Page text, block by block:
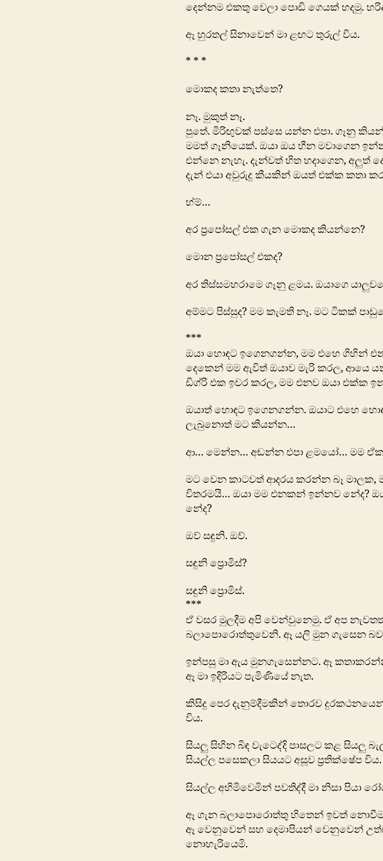
දෙන්නම එකතු වෙලා පොඩි ගෙයක් හදමු.
ඈ හුරතල් සිනාවෙන් මා ළඟට තුරුල් විය.
* * *
මොකද කතා නැත්තෙ?
නෑ. මුකුත් නෑ.
පුතේ. මිරිඟුවක් පස්සෙ යන්න එපා. ගෑනු
මමත් ගෑනියෙක්. ඔයා ඔය හීන මවාගෙන
එන්නෙ නැහැ. දැන්වත් හිත හදාගෙන, අලුත්
දැන් එයා අවුරුදු කීයකින් ඔයත් එක්ක කතා
හ්ම්…
අර ප්‍රපෝසල් එක ගැන මොකද කියන්නෙ?
මොන ප්‍රපෝසල් එකද?
අර තිස්සමහරාමෙ ගෑනු ළමය. ඔයාගෙ
අම්මට පිස්සුද? මම කැමති නෑ. මට ටිකක්
***
ඔයා හොඳට ඉගෙනගන්න, මම එහෙ ගිහින්
දෙකෙන් මම ඇවිත් ඔයාව මැරි කරල, ආයෙ
ඩිග්රි එක ඉවර කරල, මම එනව ඔයා එක්ක
ඔයාත් හොඳට ඉගෙනගන්න. ඔයාට එහෙ
ලැබුනොත් මට කියන්න…
ආ… මෙන්න… අඬන්න එපා ළමයෝ… මම
මට වෙන කාටවත් ආදරය කරන්න බෑ මාලක,
විතරමයි… ඔයා මම එනකන් ඉන්නව නේද?
නේද?
ඔව් සඳුනි. ඔව්.
සඳුනි ප්‍රොමිස්?
සඳුනි ප්‍රොමිස්.
***
ඒ වසර මුලදීම අපි වෙන්වුනෙමු. ඒ අප
බලාපොරොත්තුවෙනි. ඈ යලි මුන ගැසෙන බව
ඉන්පසු මා ඇය මුනගැසෙන්නට. ඈ
ඈ මා ඉදිරියට පැමිණියේ නැත.
කිසිදු පෙර දැනුම්දීමකින් තොරව දුරකථනයෙන්
විය.
සියලු සිහින බිඳ වැටෙද්දි පාසලට කළ සියලු
සියල්ල පසෙකලා සියයට අසූව ප්‍රතික්ෂේප විය.
සියල්ල අහිමිවෙමින් පවතිද්දී මා නිසා පියා
ඈ ගැන බලාපොරොත්තු හිතෙන් ඉවත්
ඈ වෙනුවෙන් සහ දෙමාපියන් වෙනුවෙන්
නොහැරියෙමි.